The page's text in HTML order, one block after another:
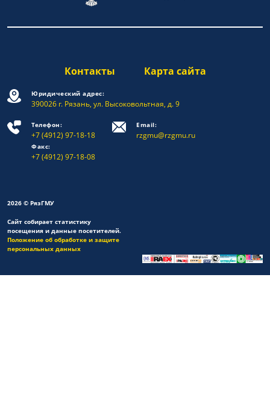
Контакты Карта сайта
Юридический адрес:
390026 г. Рязань, ул. Высоковольтная, д. 9
Телефон:
+7 (4912) 97-18-18
Факс:
+7 (4912) 97-18-08
Email:
rzgmu@rzgmu.ru
2026 © РязГМУ
Сайт собирает статистику
посещения и данные посетителей.
Положение об обработке и защите
персональных данных